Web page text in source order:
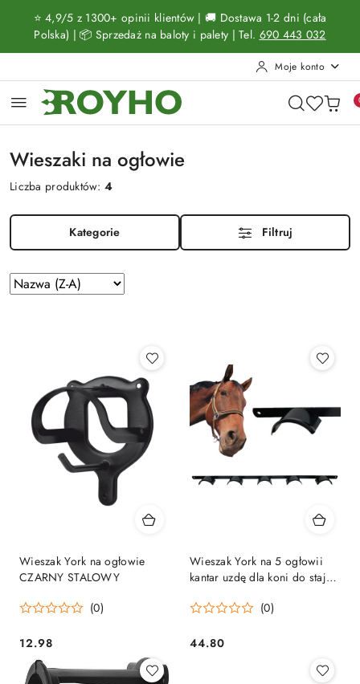
Przejdź do treści głównej
Przejdź do wyszukiwarki
Przejdź do moje konto
Przejdź do menu głównego
Przejdź do stopki
⭐ 4,9/5 z 1300+ opinii klientów | 🚚 Dostawa 1-2 dni (cała
Polska) | 📦 Sprzedaż na baloty i palety | Tel. 690 443 032
Moje konto
Wieszaki na ogłowie
Liczba produktów:4
Kategorie Filtruj
Zastosowano
sortowanie:
Sortuj
według
Wieszak York na ogłowie
CZARNY STALOWY
(0)
Cena:
12.98
Wieszak York na 5 ogłowii
kantar uzdę dla koni do stajni
(0)
Cena:
44.80